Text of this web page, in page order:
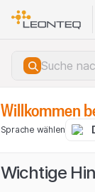
Willkommen
Sprache wählen
Wichtige